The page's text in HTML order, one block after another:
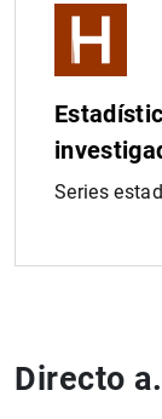
Series
Directo